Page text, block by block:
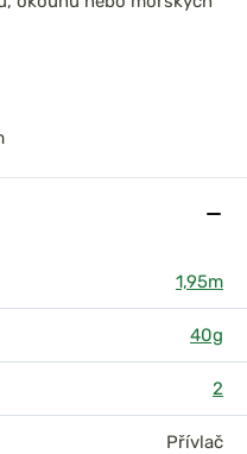
1,95m
40g
2
Přívlač